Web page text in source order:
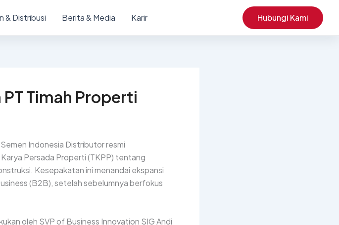
& Distribusi Berita & Media Karir Hubungi Kami
Timah Properti
Indonesia Distributor resmi
Persada Properti (TKPP) tentang
Kesepakatan ini menandai ekspansi
(B2B), setelah sebelumnya berfokus
oleh SVP of Business Innovation SIG Andi